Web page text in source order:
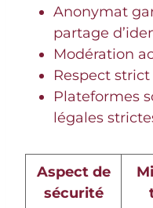
Anonymat
partage
Modération
Respect
Plateformes
légales
Aspect de
sécurité